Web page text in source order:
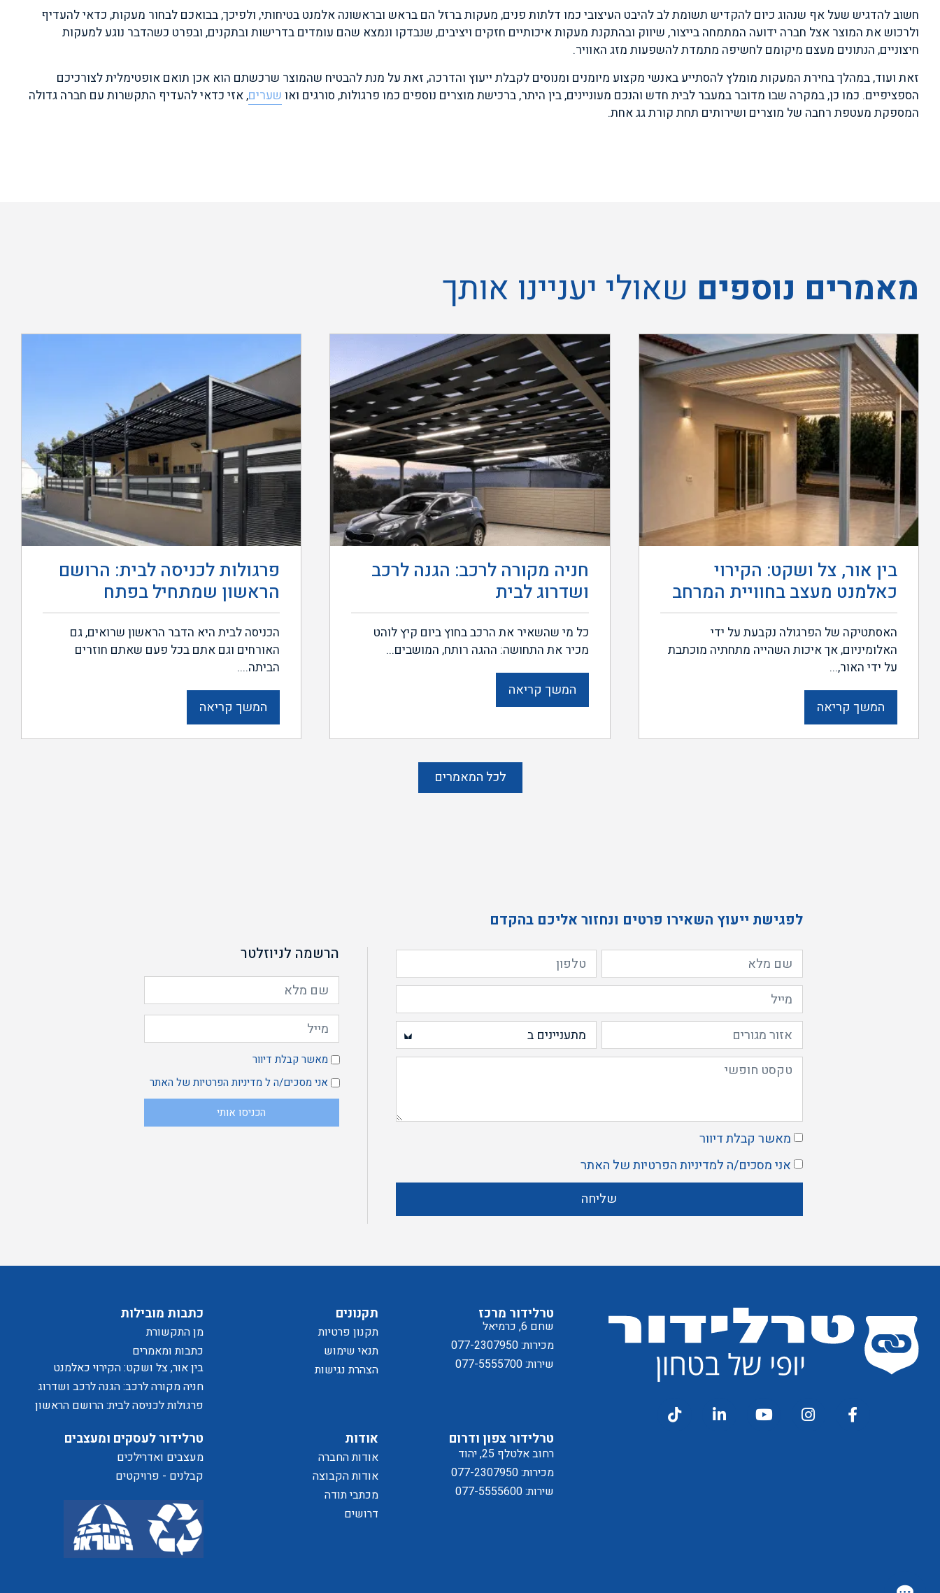
חשוב להדגיש שעל אף שנהוג כיום להקדיש תשומת לב להיבט העיצובי כמו דלתות פנים, מעקות ברזל הם בראש ובראשונה אלמנט בטיחותי, ולפיכך, בבואכם לבחור מעקות, כדאי להעדיף
ולרכוש את המוצר אצל חברה ידועה המתמחה בייצור, שיווק ובהתקנת מעקות איכותיים חזקים ויציבים, שנבדקו ונמצא שהם עומדים בדרישות ובתקנים, ובפרט כשהדבר נוגע למעקות
חיצוניים, הנתונים מעצם מיקומם לחשיפה מתמדת להשפעות מזג האוויר.
זאת ועוד, במהלך בחירת המעקות מומלץ להסתייע באנשי מקצוע מיומנים ומנוסים לקבלת ייעוץ והדרכה, זאת על מנת להבטיח שהמוצר שרכשתם הוא אכן תואם אופטימלית לצורכיכם
הספציפיים. כמו כן, במקרה שבו מדובר במעבר לבית חדש והנכם מעוניינים, בין היתר, ברכישת מוצרים נוספים כמו פרגולות, סורגים ואו שערים, אזי כדאי להעדיף התקשרות עם חברה גדולה
המספקת מעטפת רחבה של מוצרים ושירותים תחת קורת גג אחת.
מאמרים נוספים שאולי יעניינו אותך
בין אור, צל ושקט: הקירוי
כאלמנט מעצב בחוויית המרחב
האסתטיקה של הפרגולה נקבעת על ידי
האלומיניום, אך איכות השהייה מתחתיה מוכתבת
על ידי האור,...
המשך קריאה
חניה מקורה לרכב: הגנה לרכב
ושדרוג לבית
כל מי שהשאיר את הרכב בחוץ ביום קיץ לוהט
מכיר את התחושה: ההגה רותח, המושבים...
המשך קריאה
פרגולות לכניסה לבית: הרושם
הראשון שמתחיל בפתח
הכניסה לבית היא הדבר הראשון שרואים, גם
האורחים וגם אתם בכל פעם שאתם חוזרים
הביתה....
המשך קריאה
לכל המאמרים
לפגישת ייעוץ השאירו פרטים ונחזור אליכם בהקדם
מאשר קבלת דיוור
אני מסכים/ה למדיניות הפרטיותשל האתר
שליחה
הרשמה לניוזלטר
מאשר
דיוור
מאשר קבלת דיוור
אני
ל
של
אני מסכים/ה ל מדיניות הפרטיות של האתר
הכניסו אותי
טרלידור מרכז
שחם 6, כרמיאל
מכירות: 077-2307950
שירות: 077-5555700
תקנונים
תקנון פרטיות
תנאי שימוש
הצהרת נגישות
כתבות מובילות
מן התקשורת
כתבות ומאמרים
בין אור, צל ושקט: הקירוי כאלמנט
מעצב בחוויית המרחב
חניה מקורה לרכב: הגנה לרכב ושדרוג
לבית
פרגולות לכניסה לבית: הרושם הראשון
טרלידור צפון ודרום
רחוב אלטלף 25, יהוד
מכירות: 077-2307950
שירות: 077-5555600
אודות
אודות החברה
אודות הקבוצה
מכתבי תודה
דרושים
טרלידור לעסקים ומעצבים
מעצבים ואדרילכים
קבלנים - פרויקטים